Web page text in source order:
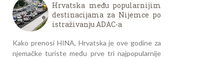
Hrvatska među popularnijim
destinacijama za Nijemce po
istraživanju ADAC-a
Kako prenosi HINA, Hrvatska je ove godine za
njemačke turiste među prve tri najpopularnije